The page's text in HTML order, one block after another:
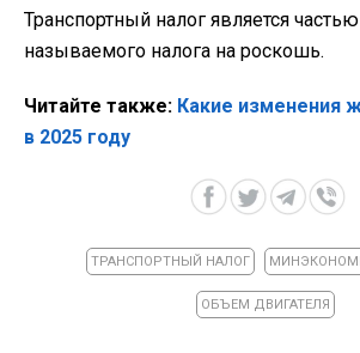
Транспортный налог является
называемого налога на роскошь.
Читайте также: Какие изменения
в 2025 году
ТРАНСПОРТНЫЙ НАЛОГ
ОБЪЕМ ДВИГАТЕЛЯ